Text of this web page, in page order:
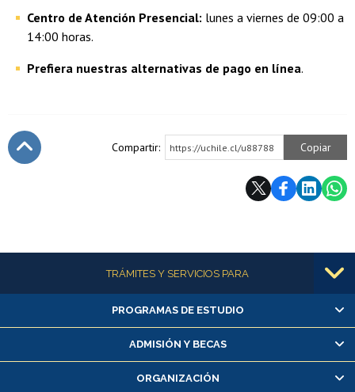
Centro de Atención Presencial: lunes a viernes de 09:00 a
14:00 horas.
Prefiera nuestras alternativas de pago en línea.
Compartir: https://uchile.cl/u88788 Copiar
Más informaciónTRÁMITES Y SERVICIOS PARA
Alumnas/os y exalumnas/os
Matrícula en línea
Inscripción y cambio de asignaturas
Consulta y certificado de notas
PROGRAMAS DE ESTUDIO
ADMISIÓN Y BECAS
ORGANIZACIÓN